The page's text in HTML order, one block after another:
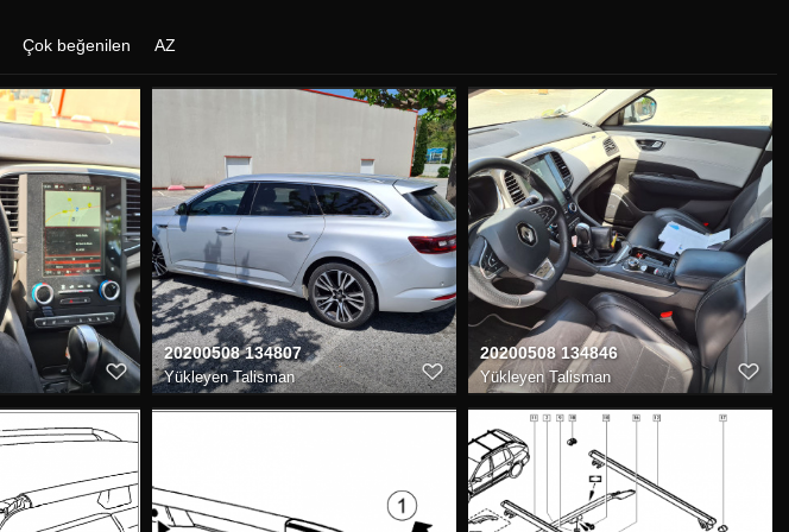
Çok beğenilen AZ
20200508 134807
YükleyenTalisman
20200508 134846
YükleyenTalisman